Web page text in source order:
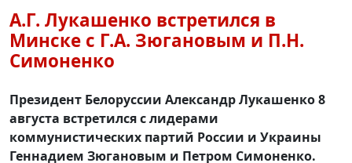
А.Г. Лукашенко встретился в
Минске с Г.А. Зюгановым и П.Н.
Симоненко
Президент Белоруссии Александр Лукашенко 8
августа встретился с лидерами
коммунистических партий России и Украины
Геннадием Зюгановым и Петром Симоненко.